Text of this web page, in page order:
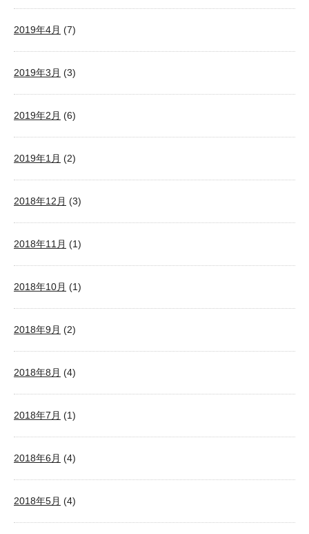
2019年4月 (7)
2019年3月 (3)
2019年2月 (6)
2019年1月 (2)
2018年12月 (3)
2018年11月 (1)
2018年10月 (1)
2018年9月 (2)
2018年8月 (4)
2018年7月 (1)
2018年6月 (4)
2018年5月 (4)